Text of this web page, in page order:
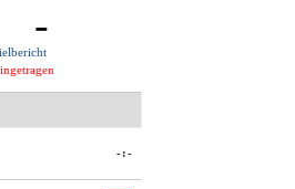
-
-:-